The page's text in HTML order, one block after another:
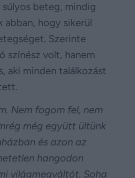
beteg, mindig
abban, hogy sikerül
Szerinte
színész volt, hanem
aki minden találkozást
Nem fogom fel, nem
még együtt ültünk
és azon az
hangodon
világmegváltót. Soha